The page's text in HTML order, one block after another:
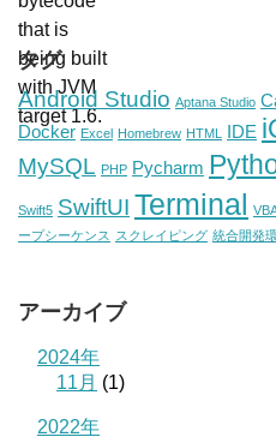
タグ
Android Studio Aptana Studio
Docker Excel Homebrew HTML IDE
MySQL PHP Pycharm
Swift5 SwiftUI Terminal
ープシーケンス スクレイピング 統合開発
アーカイブ
2024年
11月 (1)
2022年